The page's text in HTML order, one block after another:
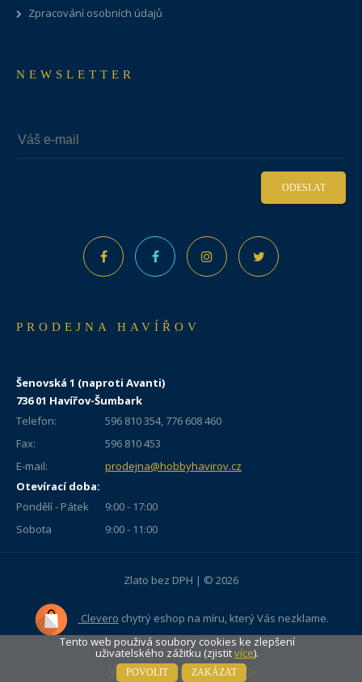
Zpracování osobních údajů
NEWSLETTER
ODESLAT
PRODEJNA HAVÍŘOV
Šenovská 1 (naproti Avanti)
736 01 Havířov-Šumbark
Telefon:
596 810 354, 776 608 460
Fax:
596 810 453
E-mail:
prodejna@hobbyhavirov.cz
Otevírací doba:
Pondělí - Pátek
9:00 - 17:00
Sobota
9:00 - 11:00
Zlato bez DPH | © 2026
Clevero chytrý eshop na míru, který Vás nezklame.
Vypni mobilní zobrazení
Tento web použivá soubory cookies ke zlepšení
uživatelského zážitku (zjistitvíce).
POVOLIT ZAKÁZAT